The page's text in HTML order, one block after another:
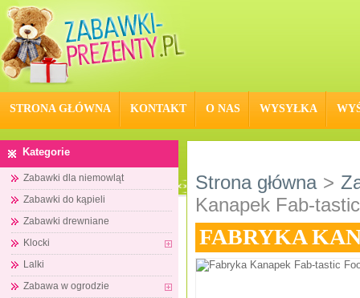
STRONA GŁÓWNA KONTAKT O NAS WYSYŁKA
Kategorie
Zabawki dla niemowląt
Zabawki do kąpieli
Zabawki drewniane
Klocki
Lalki
Zabawa w ogrodzie
Strona główna >
Kanapek Fab-
FABRYKA